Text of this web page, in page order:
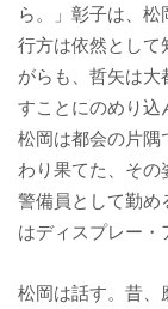
ら。」彰子は、
行方は依然として
がらも、哲矢は
すことにのめり込
松岡は都会の片隅
わり果てた、その
警備員として勤め
はディスプレー・
松岡は話す。昔、